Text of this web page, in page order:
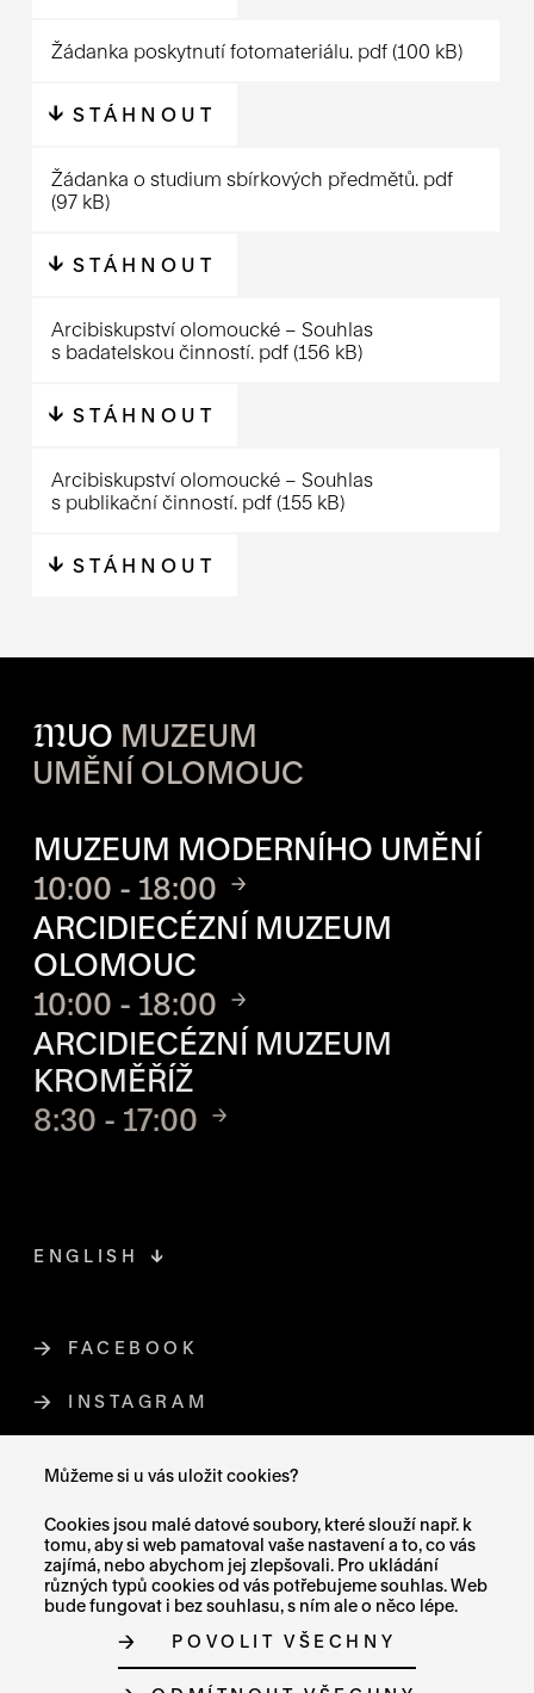
Můžeme si u vás uložit cookies?
Cookies jsou malé datové soubory, které slouží např. k
tomu, aby si web pamatoval vaše nastavení a to, co vás
zajímá, nebo abychom jej zlepšovali. Pro ukládání
různých typů cookies od vás potřebujeme souhlas. Web
bude fungovat i bez souhlasu, s ním ale o něco lépe.
POVOLIT VŠECHNY
Žádanka poskytnutí fotomateriálu. pdf (100 kB)
STÁHNOUT
Žádanka o studium sbírkových předmětů. pdf
(97 kB)
STÁHNOUT
Arcibiskupství olomoucké – Souhlas
s badatelskou činností. pdf (156 kB)
STÁHNOUT
Arcibiskupství olomoucké – Souhlas
s publikační činností. pdf (155 kB)
STÁHNOUT
MUO MUZEUM
UMĚNÍ OLOMOUC
MUZEUM MODERNÍHO UMĚNÍ
10:00 - 18:00
ARCIDIECÉZNÍ MUZEUM
OLOMOUC
10:00 - 18:00
ARCIDIECÉZNÍ MUZEUM
KROMĚŘÍŽ
8:30 - 17:00
FACEBOOKODKAZ SE OTEVŘE NA NOVÉ
INSTAGRAMODKAZ SE OTEVŘE NA NOVÉ
ENGLISH
PROHLÁŠENÍ O PŘÍSTUPNOSTI